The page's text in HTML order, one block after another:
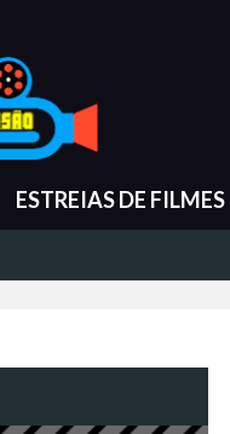
ESTREIAS DE FILMES